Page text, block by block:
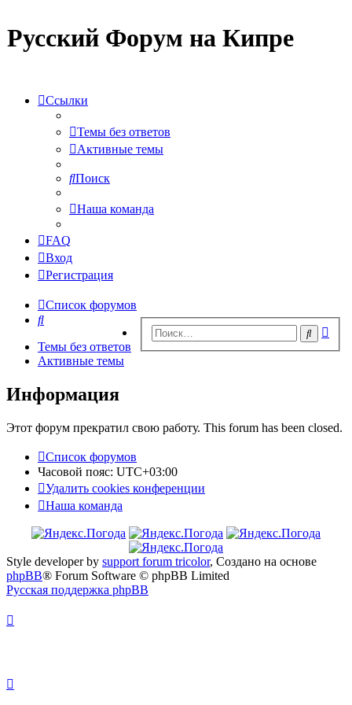
Русский Форум на Кипре
Ссылки
Темы без ответов
Активные темы
Поиск
Наша команда
FAQ
Вход
Регистрация
Список форумов
Поиск
Поиск
Темы без ответов
Активные темы
Информация
Этот форум прекратил свою работу. This forum has been closed.
Список форумов
Часовой пояс: UTC+03:00
Удалить cookies конференции
Наша команда
Style developer by support forum tricolor, Создано на основе
phpBB® Forum Software © phpBB Limited
Русская поддержка phpBB